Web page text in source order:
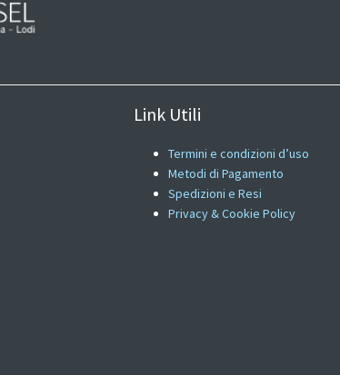
Link Utili
Termini e condizioni d’uso
Metodi di Pagamento
Spedizioni e Resi
Privacy & Cookie Policy